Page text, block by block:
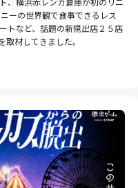
、横浜赤レンガ倉庫が初のリニ
ーの世界観で食事できるレス
トなど、話題の新規出店２５店
取材してきました。